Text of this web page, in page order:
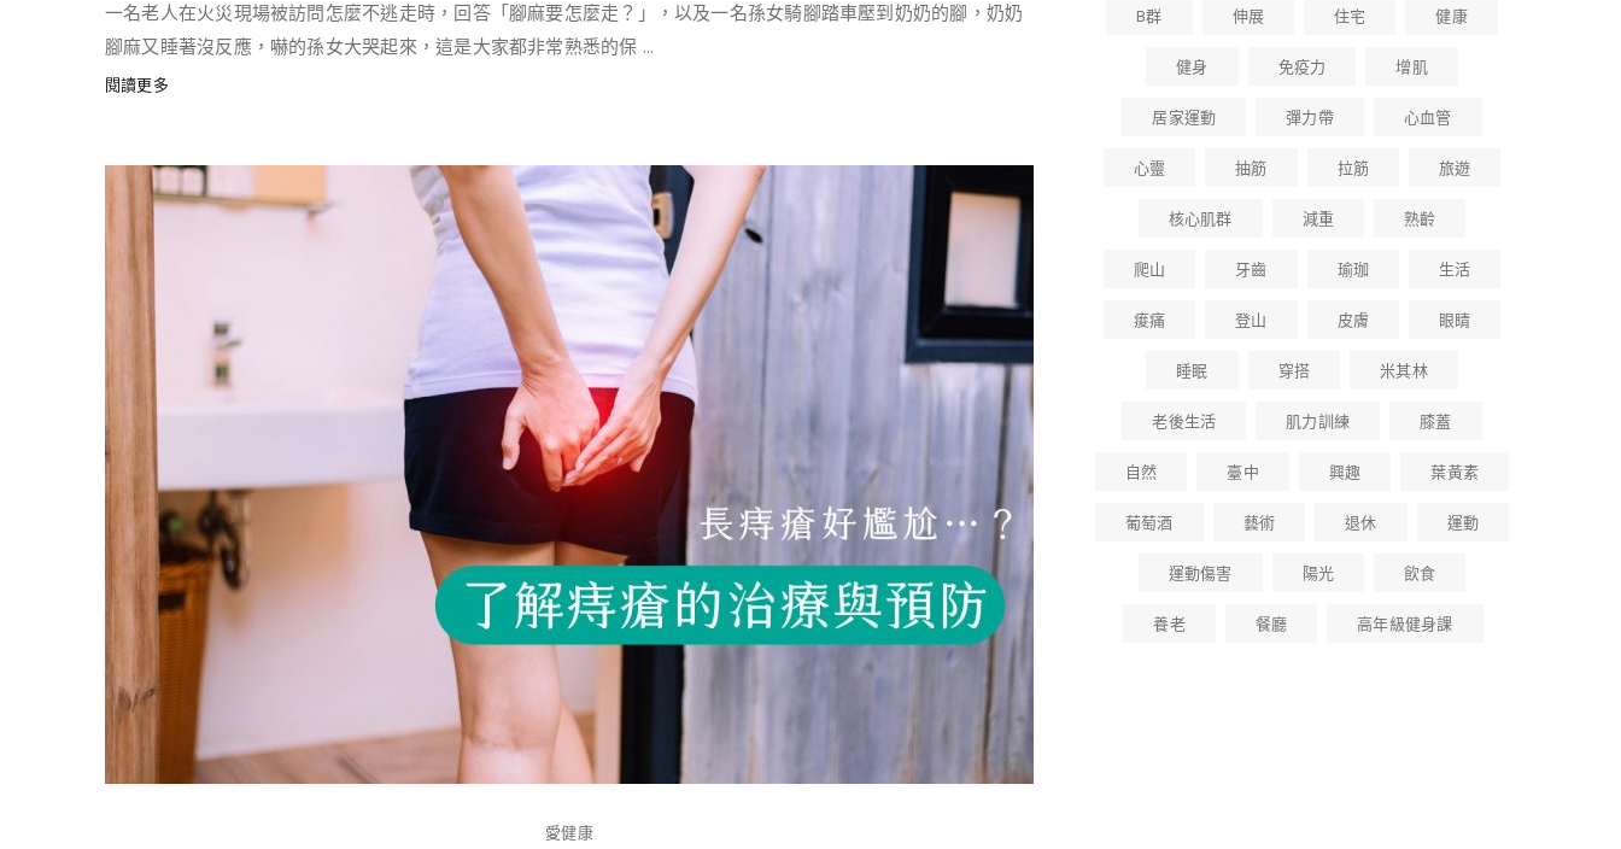
一名老人在火災現場被訪問怎麼不逃走時，回答「腳麻要怎麼走？」，以及一名孫女騎腳踏車壓到奶奶的腳，奶奶
腳麻又睡著沒反應，嚇的孫女大哭起來，這是大家都非常熟悉的保 ...
閱讀更多
愛健康
B群 伸展 住宅
健康
健身
免疫力
增肌
居家運動
彈力帶
心血管
心靈
抽筋 拉筋
旅遊
核心肌群
減重
熟齡
爬山
牙齒 瑜珈
生活
痠痛
登山 皮膚
眼睛
睡眠
穿搭
米其林
老後生活
肌力訓練
膝蓋
自然
臺中 興趣
葉黃素
葡萄酒
藝術 退休
運動
運動傷害
陽光
飲食
養老
餐廳 高年級健身課